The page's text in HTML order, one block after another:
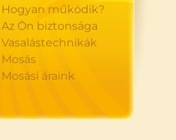
Hogyan működik?
Az Ön biztonsága
Vasalástechnikák
Mosás
Mosási áraink